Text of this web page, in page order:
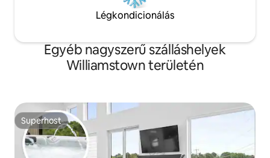
Légkondicionálás
Egyéb nagyszerű szálláshelyek
Williamstown területén
Superhost
Superhost